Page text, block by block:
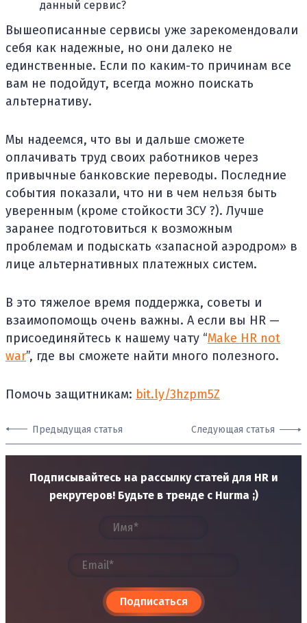
данный сервис?
Вышеописанные сервисы уже зарекомендовали
себя как надежные, но они далеко не
единственные. Если по каким-то причинам все
вам не подойдут, всегда можно поискать
альтернативу.
Мы надеемся, что вы и дальше сможете
оплачивать труд своих работников через
привычные банковские переводы. Последние
события показали, что ни в чем нельзя быть
уверенным (кроме стойкости ЗСУ ?). Лучше
заранее подготовиться к возможным
проблемам и подыскать «запасной аэродром» в
лице альтернативных платежных систем.
В это тяжелое время поддержка, советы и
взаимопомощь очень важны. А если вы HR —
присоединяйтесь к нашему чату “Make HR not
war”, где вы сможете найти много полезного.
Помочь защитникам: bit.ly/3hzpm5Z
Предыдущая статья Следующая статья
Подписывайтесь на рассылку статей для HR и
рекрутеров! Будьте в тренде с Hurma ;)
Подписаться